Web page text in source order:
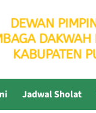
Jadwal Sholat